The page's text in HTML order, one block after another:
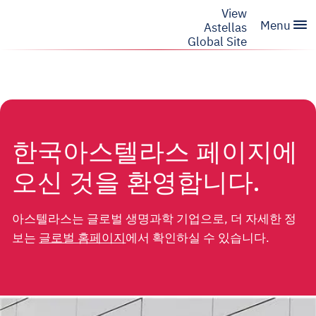
View
Astellas
Global Site
Menu menu
한국아스텔라스 페이지에
오신 것을 환영합니다.
아스텔라스는 글로벌 생명과학 기업으로, 더 자세한 정
보는 글로벌 홈페이지에서 확인하실 수 있습니다.